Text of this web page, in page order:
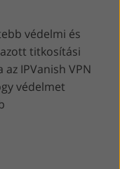
védelmi és
titkosítási
IPVanish VPN
védelmet